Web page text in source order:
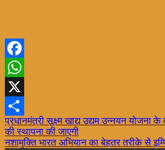
Facebook
WhatsApp
X
Share
Post
navigation
प्रधानमंत्री सूक्ष्म खाद्य उद्यम उन्नयन योजना
की स्थापना की जाएगी
नशामुक्ति भारत अभियान का बेहतर तरीके से